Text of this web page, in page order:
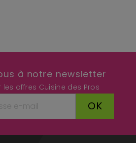
à notre newsletter
offres Cuisine des Pros
OK